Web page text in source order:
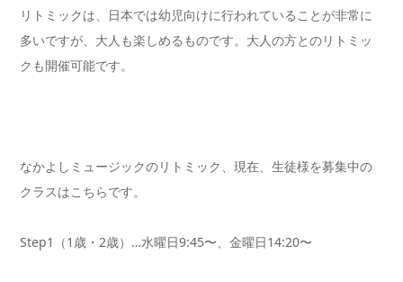
リトミックは、日本では幼児向けに行われていることが非常に
多いですが、大人も楽しめるものです。大人の方とのリトミッ
クも開催可能です。
なかよしミュージックのリトミック、現在、生徒様を募集中の
クラスはこちらです。
Step1（1歳・2歳）…水曜日9:45〜、金曜日14:20〜